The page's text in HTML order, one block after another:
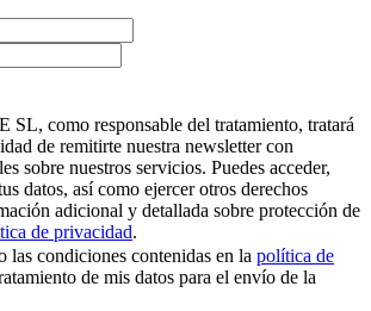
como responsable del tratamiento, tratará
de remitirte nuestra newsletter con
sobre nuestros servicios. Puedes acceder,
datos, así como ejercer otros derechos
adicional y detallada sobre protección de
de privacidad.
las condiciones contenidas en la política de
de mis datos para el envío de la